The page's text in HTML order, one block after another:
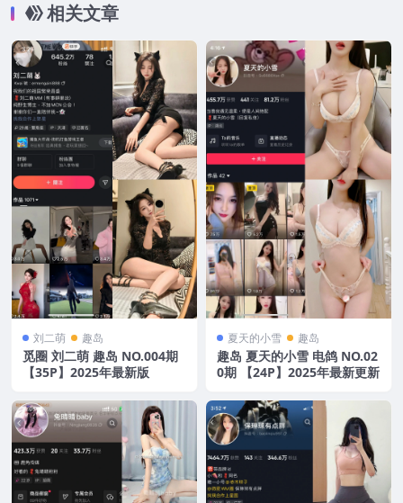
相关文章
刘二萌 趣岛
觅圈 刘二萌 趣岛 NO.004期
【35P】2025年最新版
夏天的小雪 趣岛
趣岛 夏天的小雪 电鸽 NO.02
0期 【24P】2025年最新更新